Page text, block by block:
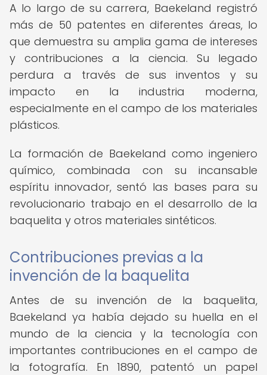
A lo largo de su carrera, Baekeland registró
más de 50 patentes en diferentes áreas, lo
que demuestra su amplia gama de intereses
y contribuciones a la ciencia. Su legado
perdura a través de sus inventos y su
impacto en la industria moderna,
especialmente en el campo de los materiales
plásticos.
La formación de Baekeland como ingeniero
químico, combinada con su incansable
espíritu innovador, sentó las bases para su
revolucionario trabajo en el desarrollo de la
baquelita y otros materiales sintéticos.
Contribuciones previas a la
invención de la baquelita
Antes de su invención de la baquelita,
Baekeland ya había dejado su huella en el
mundo de la ciencia y la tecnología con
importantes contribuciones en el campo de
la fotografía. En 1890, patentó un papel